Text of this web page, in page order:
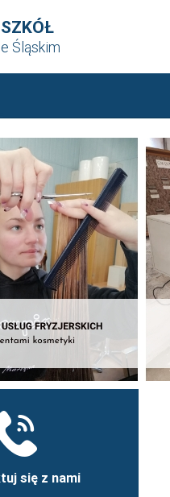
Śląskim
się z nami